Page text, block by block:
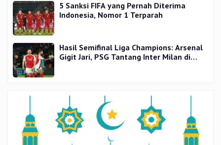
5 Sanksi FIFA yang Pernah Diterima
Indonesia, Nomor 1 Terparah
Hasil Semifinal Liga Champions: Arsenal
Gigit Jari, PSG Tantang Inter Milan di